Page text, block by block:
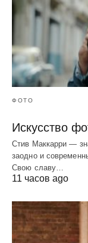
ФОТО
Искусство
Стив Маккарри —
заодно и
Свою славу…
11 часов ago